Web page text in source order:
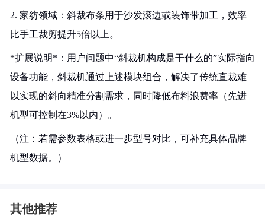
2. 家纺领域：斜裁布条用于沙发滚边或装饰带加工，效率
比手工裁剪提升5倍以上。
*扩展说明*：用户问题中“斜裁机构成是干什么的”实际指向
设备功能，斜裁机通过上述模块组合，解决了传统直裁难
以实现的斜向精准分割需求，同时降低布料浪费率（先进
机型可控制在3%以内）。
（注：若需参数表格或进一步型号对比，可补充具体品牌
机型数据。）
其他推荐